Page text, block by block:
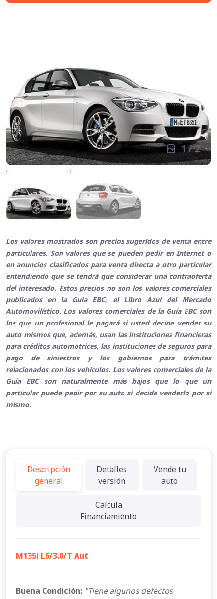
1/2
Los valores mostrados son precios sugeridos de venta entre
particulares. Son valores que se pueden pedir en Internet o
en anuncios clasificados para venta directa a otro particular
entendiendo que se tendrá que considerar una contraoferta
del interesado. Estos precios no son los valores comerciales
publicados en la Guía EBC, el Libro Azul del Mercado
Automovilístico. Los valores comerciales de la Guía EBC son
los que un profesional le pagará si usted decide vender su
auto mismos que, además, usan las instituciones financieras
para créditos automotrices, las instituciones de seguros para
pago de siniestros y los gobiernos para trámites
relacionados con los vehículos. Los valores comerciales de la
Guía EBC son naturalmente más bajos que lo que un
particular puede pedir por su auto si decide venderlo por si
mismo.
Descripción
general
Detalles
versión
Vende tu
auto
Calcula
Financiamiento
M135i L6/3.0/T Aut
Buena Condición: "Tiene algunos defectos